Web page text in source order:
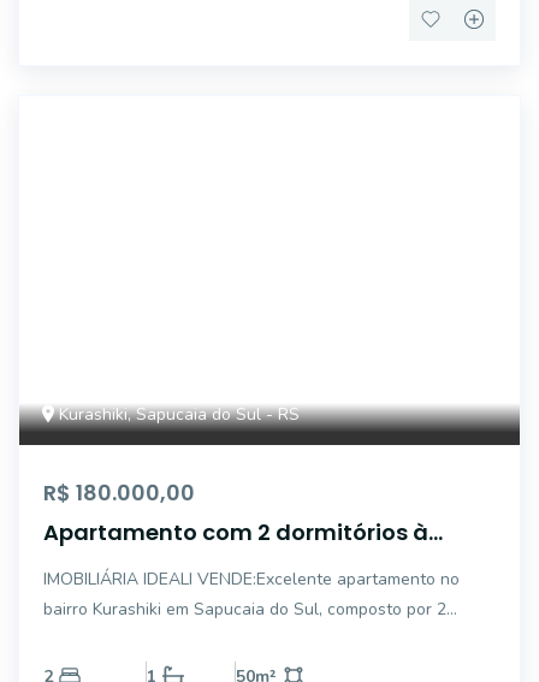
Kurashiki, Sapucaia do Sul - RS
R$ 180.000,00
Apartamento com 2 dormitórios à
IMOBILIÁRIA IDEALI VENDE:Excelente apartamento no
bairro Kurashiki em Sapucaia do Sul, composto por 2
garagem individual. Condomínio com ótima infraestrutura,
2 1 50m²